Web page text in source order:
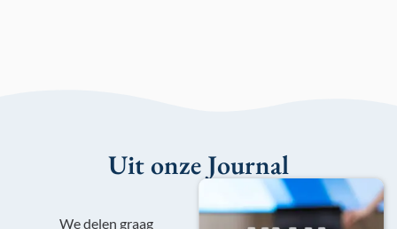
Uit onze Journal
We delen graag